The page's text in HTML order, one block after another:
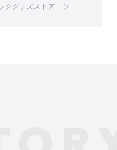
クグッズストア